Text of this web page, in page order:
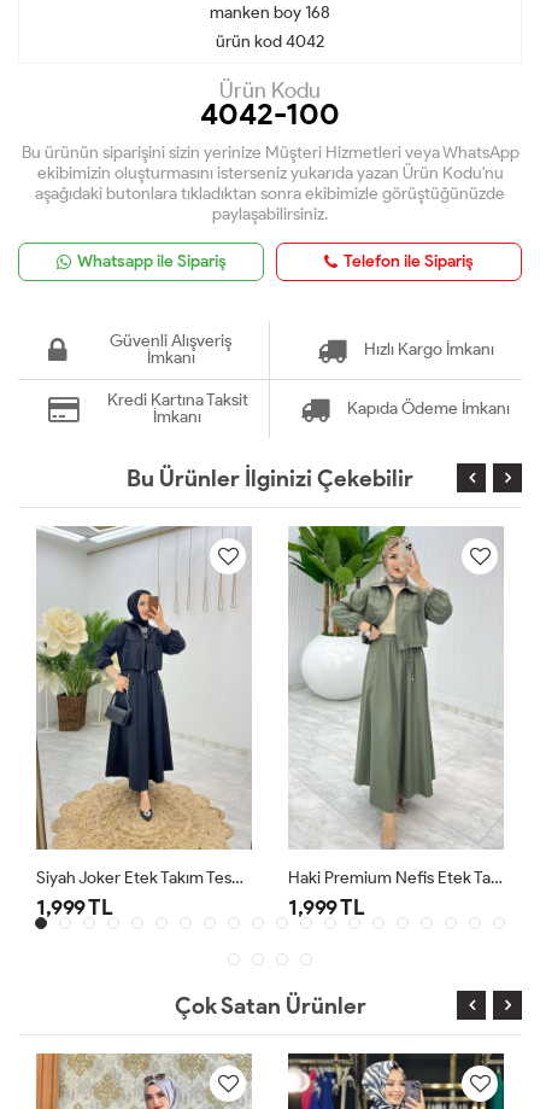
manken boy 168
ürün kod 4042
Ürün Kodu
4042-100
Bu ürünün siparişini sizin yerinize Müşteri Hizmetleri veya WhatsApp
ekibimizin oluşturmasını isterseniz yukarıda yazan Ürün Kodu'nu
aşağıdaki butonlara tıkladıktan sonra ekibimizle görüştüğünüzde
paylaşabilirsiniz.
Whatsapp ile Sipariş Telefon ile Sipariş
Güvenli Alışveriş
İmkanı
Hızlı Kargo İmkanı
Kredi Kartına Taksit
İmkanı
Kapıda Ödeme İmkanı
Bu Ürünler İlginizi Çekebilir
Siyah Joker Etek Takım Tesettür Giyim
1,999 TL
Haki Premium Nefis Etek Takım
1,999 TL
Çok Satan Ürünler